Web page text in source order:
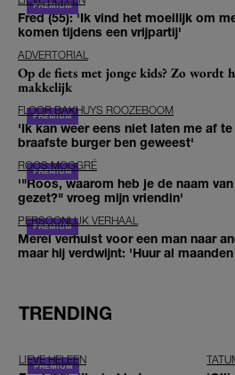
Fred (55): 'Ik vind het moeilijk om
komen tijdens een vrijpartij'
ADVERTORIAL
Op de fiets met jonge kids? Zo wordt
makkelijk
FLOOR BAKHUYS ROOZEBOOM
'Ik kan weer eens niet laten me af
braafste burger ben geweest'
ROOS MOGGRÉ
'"Roos, waarom heb je de naam
gezet?" vroeg mijn vriendin'
PERSOONLIJK VERHAAL
Merel verhuist voor een man naar
maar hij verdwijnt: 'Huur al
TRENDING
LIEVE HELEEN